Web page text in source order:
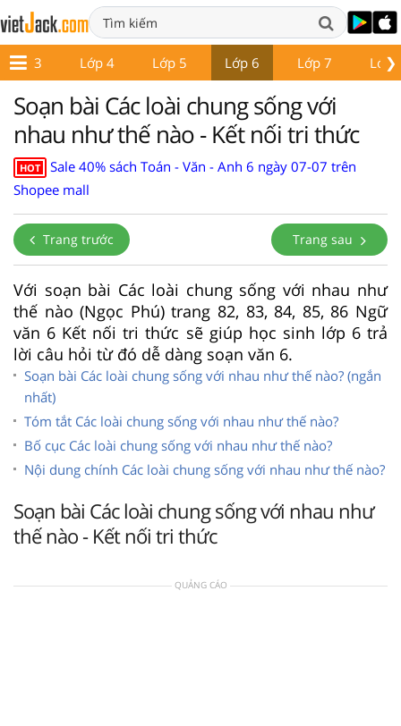
❯
Lớp 3 Lớp 4 Lớp 5 Lớp 6 Lớp 7 Lớp
Soạn bài Các loài chung sống với
nhau như thế nào - Kết nối tri thức
HOT
Sale 40% sách Toán - Văn - Anh 6 ngày 07-07 trên
Shopee mall
Trang trước Trang sau
Với soạn bài Các loài chung sống với nhau như
thế nào (Ngọc Phú) trang 82, 83, 84, 85, 86 Ngữ
văn 6 Kết nối tri thức sẽ giúp học sinh lớp 6 trả
lời câu hỏi từ đó dễ dàng soạn văn 6.
Soạn bài Các loài chung sống với nhau như thế nào? (ngắn
nhất)
Tóm tắt Các loài chung sống với nhau như thế nào?
Bố cục Các loài chung sống với nhau như thế nào?
Nội dung chính Các loài chung sống với nhau như thế nào?
Soạn bài Các loài chung sống với nhau như
thế nào - Kết nối tri thức
QUẢNG CÁO